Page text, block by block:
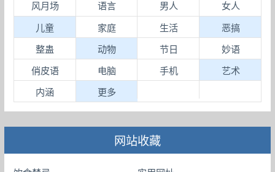
风月场 语言 男人 女人
儿童 家庭 生活 恶搞
整蛊 动物 节日 妙语
俏皮语 电脑 手机 艺术
内涵 更多
网站收藏